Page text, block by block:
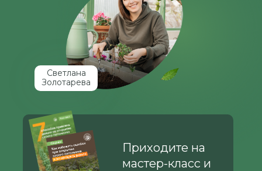
Светлана
Золотарева
Приходите на
мастер-класс и